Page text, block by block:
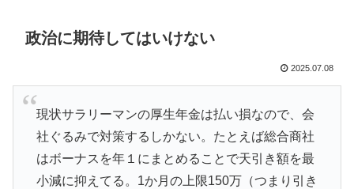
政治に期待してはいけない
2025.07.08
現状サラリーマンの厚生年金は払い損なので、会
社ぐるみで対策するしかない。たとえば総合商社
はボーナスを年１にまとめることで天引き額を最
小減に抑えてる。1か月の上限150万（つまり引き